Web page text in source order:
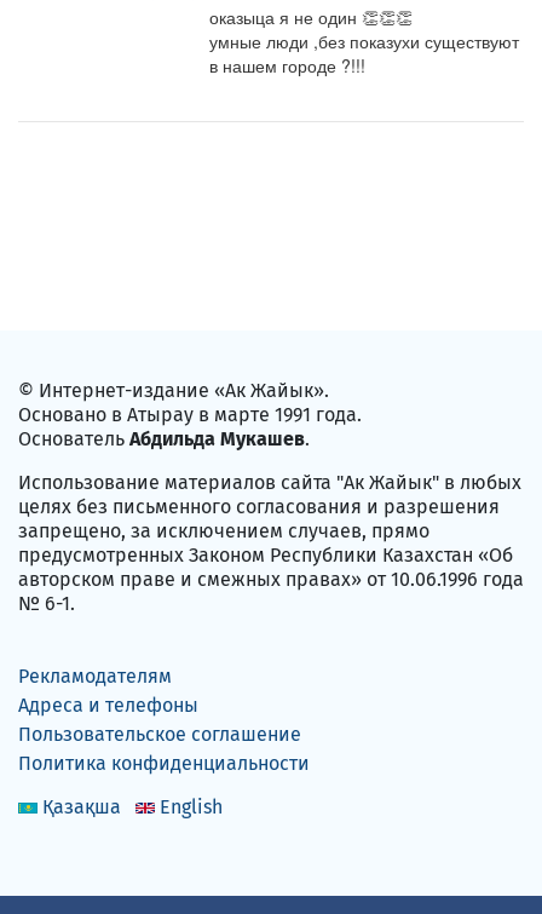
оказыца я не один 👏👏👏
умные люди ,без показухи существуют
в нашем городе ?!!!
© Интернет-издание «Ак Жайык».
Основано в Атырау в марте 1991 года.
Основатель Абдильда Мукашев.
Использование материалов сайта "Ак Жайык" в любых
целях без письменного согласования и разрешения
запрещено, за исключением случаев, прямо
предусмотренных Законом Республики Казахстан «Об
авторском праве и смежных правах» от 10.06.1996 года
№ 6-1.
Рекламодателям
Адреса и телефоны
Пользовательское соглашение
Политика конфиденциальности
Қазақша
English